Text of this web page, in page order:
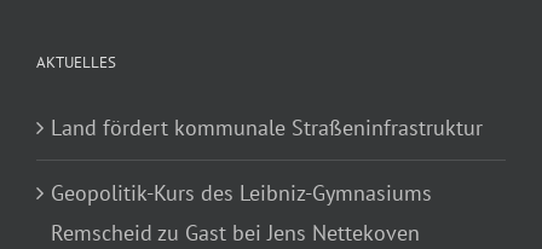
AKTUELLES
Land fördert kommunale Straßeninfrastruktur
Geopolitik-Kurs des Leibniz-Gymnasiums
Remscheid zu Gast bei Jens Nettekoven